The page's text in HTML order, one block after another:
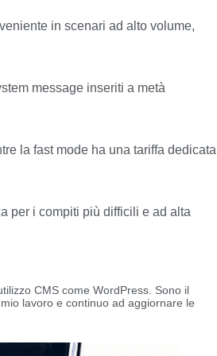
in scenari ad alto volume,
message inseriti a metà
la fast mode ha una tariffa dedicata
per i compiti più difficili e ad alta
CMS come WordPress. Sono il
lavoro e continuo ad aggiornare le